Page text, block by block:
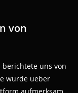
von
berichtete uns von
wurde ueber